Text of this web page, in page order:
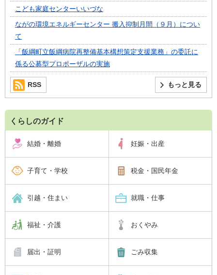
こども家庭センターいいづな
ながの環境エネルギーセンター 搬入抑制月間（９月）につい
て
「飯綱町立飯綱病院再整備基本構想策定支援業務」の委託に
係る公募型プロポーザルの実施
もっと見る
RSS
くらしのガイド
結婚・離婚 妊娠・出産
子育て・学校 税金・国民年金
引越・住まい 就職・仕事
福祉・介護 おくやみ
届出・証明 ごみ収集